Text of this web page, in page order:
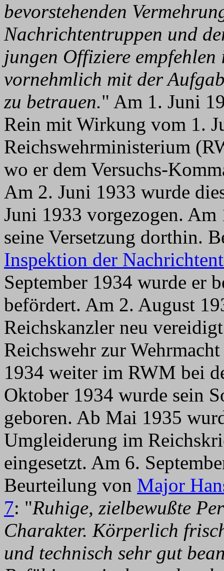
bevorstehenden
Nachrichtentruppen und
jungen Offiziere
vornehmlich mit der
zu betrauen." Am 1. Juni
Rein mit Wirkung vom 1.
Reichswehrministerium
wo er dem Versuchs-
Am 2. Juni 1933 wurde
Juni 1933 vorgezogen.
seine Versetzung dorthin.
Inspektion der
September 1934 wurde er
befördert. Am 2. August
Reichskanzler neu
Reichswehr zur
1934 weiter im RWM bei
Oktober 1934 wurde sein
geboren. Ab Mai 1935
Umgleiderung im
eingesetzt. Am 6.
Beurteilung von Major
7: "Ruhige, zielbewußte
Charakter. Körperlich
und technisch sehr gut